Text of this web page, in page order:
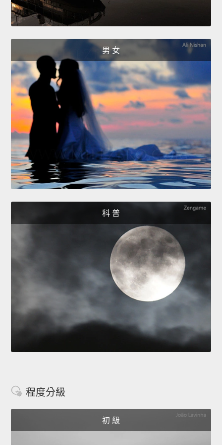
男 女
科 普
程度分級
初 級